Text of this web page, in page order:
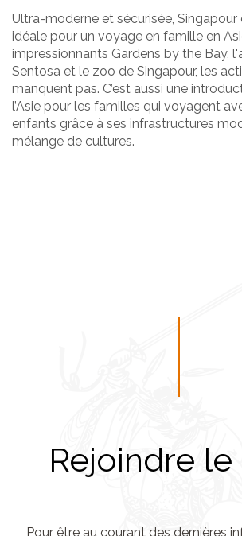
Ultra-moderne et sécurisée, Singapour
idéale pour un voyage en famille en
impressionnants Gardens by the Bay,
Sentosa et le zoo de Singapour, les
manquent pas. C’est aussi une
l’Asie pour les familles qui voyagent
enfants grâce à ses infrastructures
mélange de cultures.
Rejoindre
Pour être au courant des dernières